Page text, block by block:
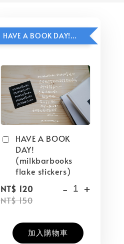
HAVE A BOOK DAY!貼紙包加價購
HAVE A BOOK
DAY!
(milkbarbooks
flake stickers)
NT$ 120
NT$ 150
- +
加入購物車